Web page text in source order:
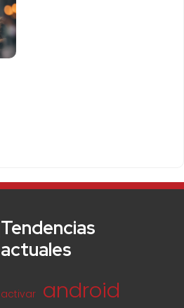
Tendencias
actuales
activar android